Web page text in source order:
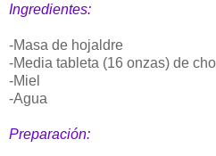
Ingredientes:
-Masa de hojaldre
-Media tableta (16 onzas) de
-Miel
-Agua
Preparación: